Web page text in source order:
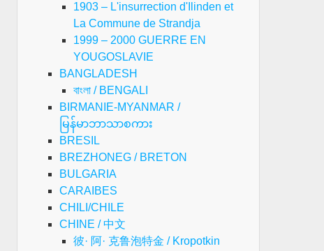
1903 – L'insurrection d'Ilinden et
La Commune de Strandja
1999 – 2000 GUERRE EN
YOUGOSLAVIE
BANGLADESH
বাংলা / BENGALI
BIRMANIE-MYANMAR /
မြန်မာဘာသာစကား
BRESIL
BREZHONEG / BRETON
BULGARIA
CARAIBES
CHILI/CHILE
CHINE / 中文
彼· 阿· 克鲁泡特金 / Kropotkin